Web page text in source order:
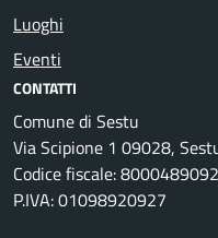
Luoghi
Eventi
CONTATTI
Comune di Sestu
Via Scipione 1 09028,
Codice fiscale:
P.IVA: 01098920927